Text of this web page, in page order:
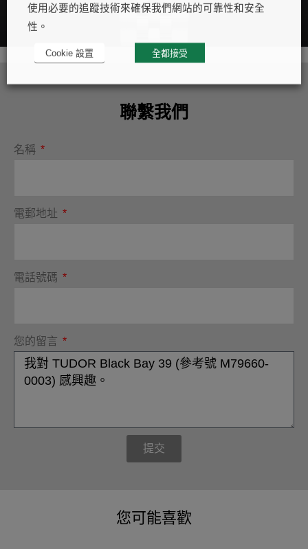
聯繫我們
名稱
電郵地址
電話號碼
您的留言
提交
您可能喜歡
使用必要的追蹤技術來確保我們網站的可靠性和安全
性。
Cookie 設置 全都接受